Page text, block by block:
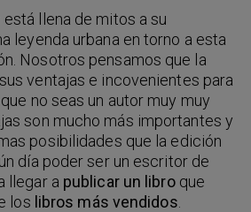
está llena de mitos a su
leyenda urbana en torno a esta
Nosotros pensamos que la
ventajas e incovenientes para
no seas un autor muy muy
son mucho más importantes y
posibilidades que la edición
día poder ser un escritor de
llegar a publicar un libroque
los libros más vendidos